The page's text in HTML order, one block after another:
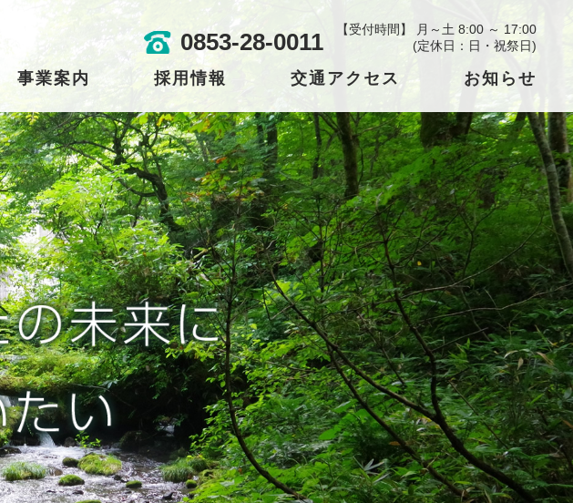
0853-28-0011
【受付時間】 月～土 8:00 ～ 17:00
(定休日：日・祝祭日)
事業案内 採用情報 交通アクセス お知らせ